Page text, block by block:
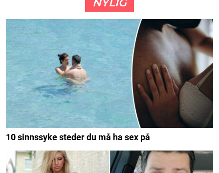
NYLIG
10 sinnssyke steder du må ha sex på